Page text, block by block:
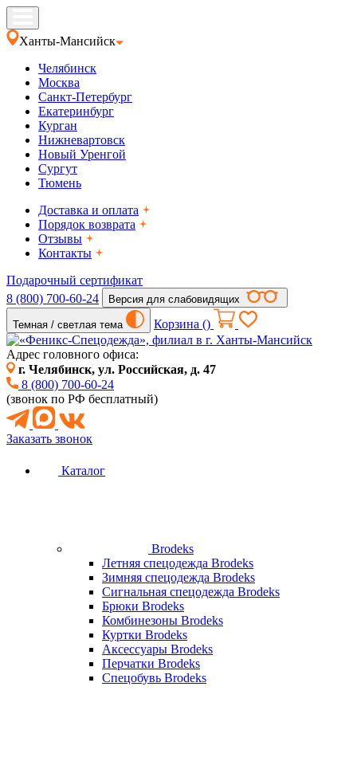
Ханты-Мансийск
Челябинск
Москва
Санкт-Петербург
Екатеринбург
Курган
Нижневартовск
Новый Уренгой
Сургут
Тюмень
Доставка и оплата
Порядок возврата
Отзывы
Контакты
Подарочный сертификат
8 (800) 700-60-24
Версия для слабовидящих
Темная / светлая тема Корзина ()
Адрес головного офиса:
г. Челябинск, ул. Российская, д. 47
8 (800) 700-60-24
(звонок по РФ бесплатный)
Заказать звонок
Каталог
Brodeks
Летняя спецодежда Brodeks
Зимняя спецодежда Brodeks
Сигнальная спецодежда Brodeks
Брюки Brodeks
Комбинезоны Brodeks
Куртки Brodeks
Аксессуары Brodeks
Перчатки Brodeks
Спецобувь Brodeks